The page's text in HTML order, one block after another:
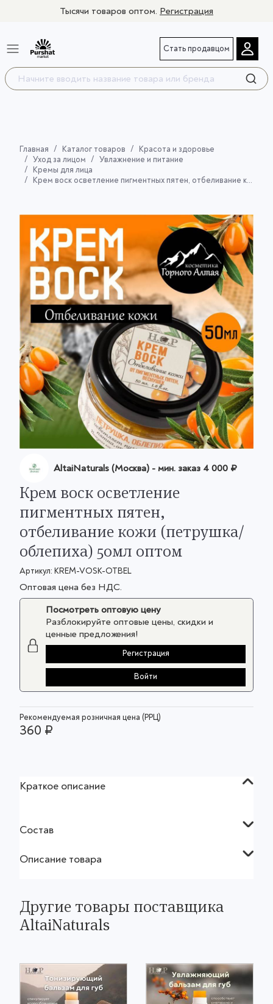
Тысячи товаров оптом. Регистрация
Стать продавцом
Главная Каталог товаров
Красота и здоровье
Уход за лицом
Увлажнение и питание
Кремы для лица
Крем воск осветление пигментных пятен, отбеливание кожи (петрушка/ облепиха) 50мл
AltaiNaturals (Москва) - мин. заказ 4 000 ₽
Крем воск осветление
пигментных пятен,
отбеливание кожи (петрушка/
облепиха) 50мл оптом
Артикул: KREM-VOSK-OTBEL
Оптовая цена без НДС.
Посмотреть оптовую цену
Разблокируйте оптовые цены, скидки и
ценные предложения!
Регистрация
Войти
Рекомендуемая розничная цена (РРЦ)
360 ₽
Краткое описание
Состав
Описание товара
Другие товары поставщика
AltaiNaturals